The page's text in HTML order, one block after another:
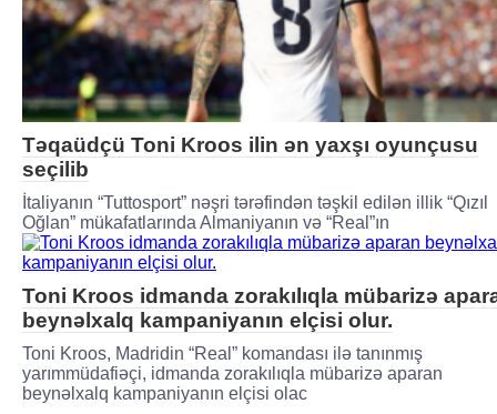
Təqaüdçü Toni Kroos ilin ən yaxşı oyunçusu
seçilib
İtaliyanın “Tuttosport” nəşri tərəfindən təşkil edilən illik “Qızıl
Oğlan” mükafatlarında Almaniyanın və “Real”ın
Toni Kroos idmanda zorakılıqla mübarizə
beynəlxalq kampaniyanın elçisi olur.
Toni Kroos, Madridin “Real” komandası ilə tanınmış
yarımmüdafiəçi, idmanda zorakılıqla mübarizə aparan
beynəlxalq kampaniyanın elçisi olac